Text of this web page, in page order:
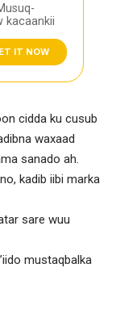
kacaankii
IT NOW
cidda ku cusub
waxaad
sanado ah.
kadib iibi marka
sare wuu
mustaqbalka